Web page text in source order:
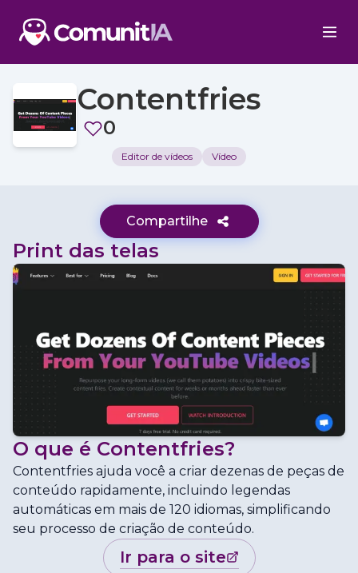
Contentfries
0
Editor de vídeos Vídeo
Compartilhe
Print das telas
O que é Contentfries?
Contentfries ajuda você a criar dezenas de peças de
conteúdo rapidamente, incluindo legendas
automáticas em mais de 120 idiomas, simplificando
seu processo de criação de conteúdo.
ir para o site